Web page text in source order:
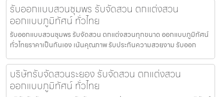
รับออกแบบสวนชุมพร รับจัดสวน ตกแต่งสวน
ออกแบบภูมิทัศน์ ทั่วไทย
รับออกแบบสวนชุมพร รับจัดสวน ตกแต่งสวนทุกขนาด ออกแบบภูมิทัศน์
ทั่วไทยราคาเป็นกันเอง เน้นคุณภาพ รับประกันความสวยงาม รับออก
บริษัทรับจัดสวนระยอง รับจัดสวน ตกแต่งสวน
ออกแบบภูมิทัศน์ ทั่วไทย